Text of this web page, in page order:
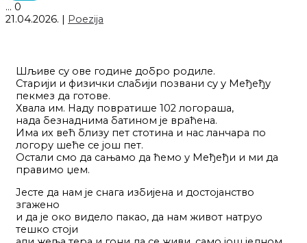
... 0
21.04.2026. | Poezija
Шљиве су ове године добро родиле.
Старији и физички слабији позвани су у Међеђу
пекмез да готове.
Хвала им. Наду повратише 102 логораша,
нада безнаднима батином је враћена.
Има их већ близу пет стотина и нас ланчара по
логору шеће се још пет.
Остали смо да сањамо да ћемо у Међеђи и ми да
правимо џем.
Јесте да нам је снага избијена и достојанство
згажено
и да је око видело пакао, да нам живот натруо
тешко стоји